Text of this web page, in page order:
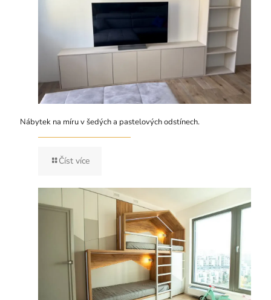
Nábytek na míru v šedých a pastelových odstínech.
Číst více